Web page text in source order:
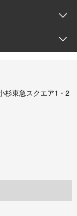
東急スクエア1・2